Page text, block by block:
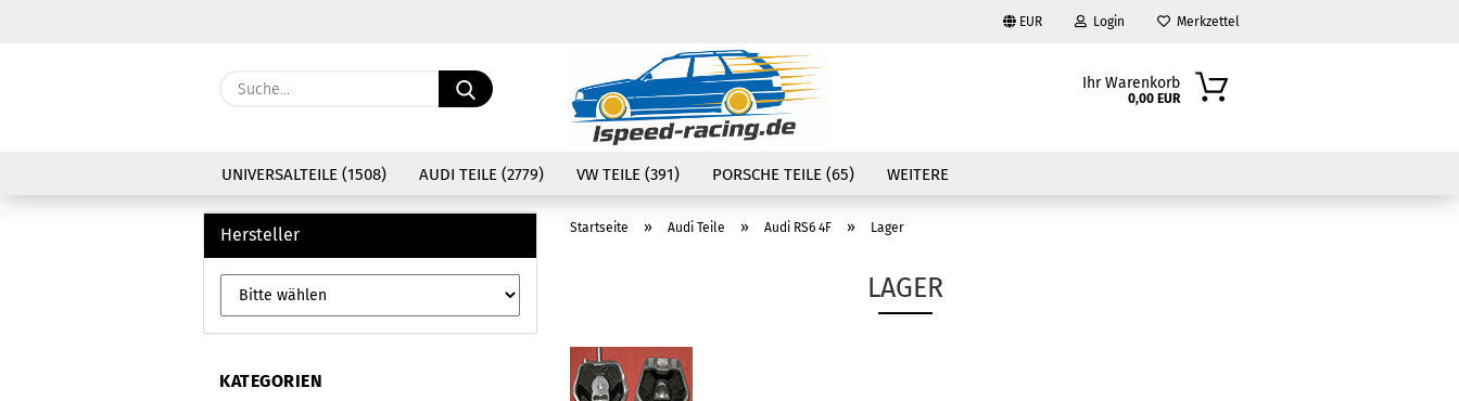
EUR
Währung auswählen
Login Merkzettel
Suche... Ihr Warenkorb
0,00 EUR
UNIVERSALTEILE (1508) AUDI TEILE (2779) VW TEILE (391) PORSCHE TEILE (65) WEITERE
Startseite » Audi Teile » Audi RS6 4F » Lager
LAGER
Hersteller
KATEGORIEN